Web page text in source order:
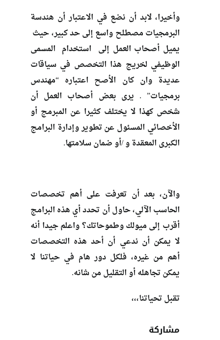
وأخيرا، لابد أن نضع في الاعتبار أن هندسة
البرمجيات مصطلح واسع إلى حد كبير، حيث
يميل أصحاب العمل إلى استخدام المسمى
الوظيفي لخريج هذا التخصص في سياقات
عديدة وان كان الأصح اعتباره “مهندس
برمجيات” . يرى بعض أصحاب العمل أن
شخص كهذا لا يختلف كثيرا عن المبرمج أو
الأخصائي المسئول عن تطوير وإدارة البرامج
الكبرى المعقدة و /أو ضمان سلامتها.
والآن، بعد أن تعرفت على أهم تخصصات
الحاسب الآلي، حاول أن تحدد أي هذه البرامج
أقرب إلى ميولك وطموحاتك؟ واعلم جيدا أنه
لا يمكن أن ندعي أن أحد هذه التخصصات
أهم من غيره، فلكل دور هام في حياتنا لا
يمكن تجاهله أو التقليل من شانه.
تقبل تحياتنا،،،
مشاركة